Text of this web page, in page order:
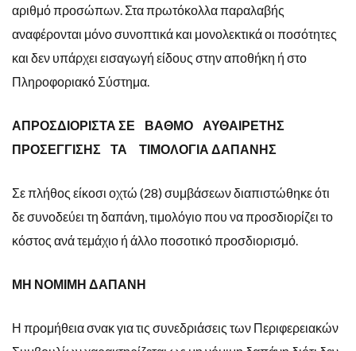
αριθμό προσώπων. Στα πρωτόκολλα παραλαβής
αναφέρονται μόνο συνοπτικά και μονολεκτικά οι ποσότητες
και δεν υπάρχει εισαγωγή είδους στην αποθήκη ή στο
Πληροφοριακό Σύστημα.
ΑΠΡΟΣΔΙΟΡΙΣΤΑ ΣΕ ΒΑΘΜΟ ΑΥΘΑΙΡΕΤΗΣ
ΠΡΟΣΕΓΓΙΣΗΣ ΤΑ ΤΙΜΟΛΟΓΙΑ ΔΑΠΑΝΗΣ
Σε πλήθος είκοσι οχτώ (28) συμβάσεων διαπιστώθηκε ότι
δε συνοδεύει τη δαπάνη, τιμολόγιο που να προσδιορίζει το
κόστος ανά τεμάχιο ή άλλο ποσοτικό προσδιορισμό.
ΜΗ ΝΟΜΙΜΗ ΔΑΠΑΝΗ
Η προμήθεια σνακ για τις συνεδριάσεις των Περιφερειακών